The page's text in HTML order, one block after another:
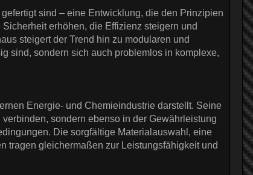
sind – eine Entwicklung, die den Prinzipien
erhöhen, die Effizienz steigern und
steigert der Trend hin zu modularen und
sind, sondern sich auch problemlos in komplexe,
Energie- und Chemieindustrie darstellt. Seine
sondern ebenso in der Gewährleistung
Die sorgfältige Materialauswahl, eine
tragen gleichermaßen zur Leistungsfähigkeit und